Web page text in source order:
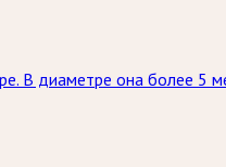
В диаметре она более 5